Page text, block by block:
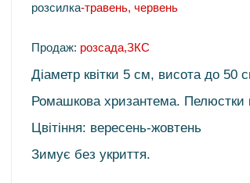
розсилка-травень, червень
Продаж: розсада,ЗКС
Діаметр квітки 5 см, висота до 50
Ромашкова хризантема. Пелюстки
Цвітіння: вересень-жовтень
Зимує без укриття.